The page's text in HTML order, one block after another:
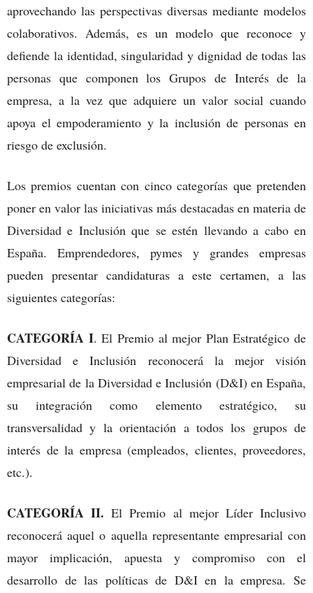
aprovechando las perspectivas diversas mediante modelos
colaborativos. Además, es un modelo que reconoce y
defiende la identidad, singularidad y dignidad de todas las
personas que componen los Grupos de Interés de la
empresa, a la vez que adquiere un valor social cuando
apoya el empoderamiento y la inclusión de personas en
riesgo de exclusión.
Los premios cuentan con cinco categorías que pretenden
poner en valor las iniciativas más destacadas en materia de
Diversidad e Inclusión que se estén llevando a cabo en
España. Emprendedores, pymes y grandes empresas
pueden presentar candidaturas a este certamen, a las
siguientes categorías:
CATEGORÍA I. El Premio al mejor Plan Estratégico de
Diversidad e Inclusión reconocerá la mejor visión
empresarial de la Diversidad e Inclusión (D&I) en España,
su integración como elemento estratégico, su
transversalidad y la orientación a todos los grupos de
interés de la empresa (empleados, clientes, proveedores,
etc.).
CATEGORÍA II.El Premio al mejor Líder Inclusivo
reconocerá aquel o aquella representante empresarial con
mayor implicación, apuesta y compromiso con el
desarrollo de las políticas de D&I en la empresa. Se